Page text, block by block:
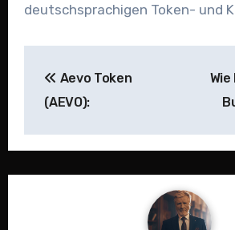
deutschsprachigen Token- und
Aevo Token
(AEVO):